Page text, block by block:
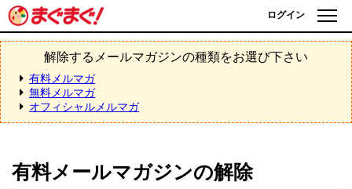
ログイン
解除するメールマガジンの種類をお選び下さい
有料メルマガ
無料メルマガ
オフィシャルメルマガ
有料メールマガジンの解除